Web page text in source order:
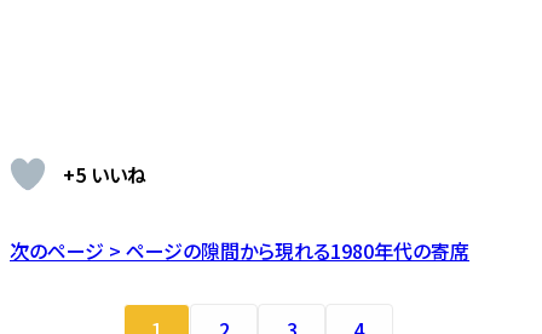
+5 いいね
次のページ > ページの隙間から現れる1980年代の寄席